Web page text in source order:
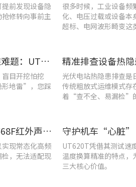
前发现设备隐
修转向事前主
很多时候，工业设备频
化、电压过载或设备本
超标、电网波形畸变这
破解光伏直埋电缆运维难题：UT689B智能管线探测仪实测纪实
目开挖怕挖
地雷”，您踩
光伏电站热隐患排查是
传统粗放式运维模式存
着“查不全、易漏检”
提质降耗两不误！UT568F红外声成像仪破解酿酒车间检漏难题
现常态化高频
，无法适配现
UT620T凭借其测试速
温度换算精准的特点，
三大核心价值。